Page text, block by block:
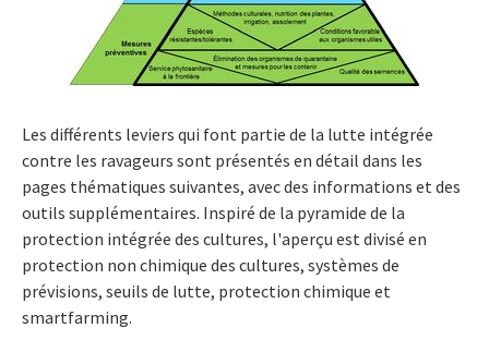
Les différents leviers qui font partie de la lutte intégrée
contre les ravageurs sont présentés en détail dans les
pages thématiques suivantes, avec des informations et des
outils supplémentaires. Inspiré de la pyramide de la
protection intégrée des cultures, l'aperçu est divisé en
protection non chimique des cultures, systèmes de
prévisions, seuils de lutte, protection chimique et
smartfarming.